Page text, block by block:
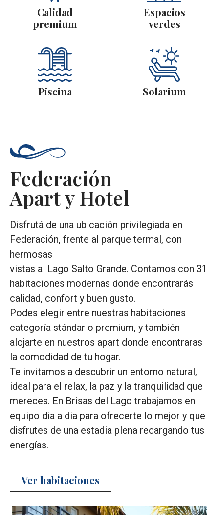
Calidad
premium
Piscina
Espacios
verdes
Solarium
Federación
Apart y Hotel
Disfrutá de una ubicación privilegiada en
Federación, frente al parque termal, con
hermosas
vistas al Lago Salto Grande. Contamos con 31
habitaciones modernas donde encontrarás
calidad, confort y buen gusto.
Podes elegir entre nuestras habitaciones
categoría stándar o premium, y también
alojarte en nuestros apart donde encontraras
la comodidad de tu hogar.
Te invitamos a descubrir un entorno natural,
ideal para el relax, la paz y la tranquilidad que
mereces. En Brisas del Lago trabajamos en
equipo dia a dia para ofrecerte lo mejor y que
disfrutes de una estadia plena recargando tus
energías.
Ver habitaciones